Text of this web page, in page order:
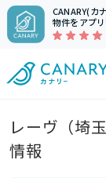
CANARY(カ
物件をアプ
レーヴ（埼
情報